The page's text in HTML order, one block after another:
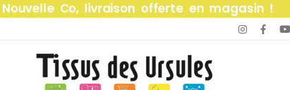
Nouvelle Co, livraison offerte en magasin !